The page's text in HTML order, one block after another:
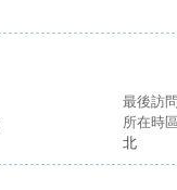
最後訪問
所在時區
北